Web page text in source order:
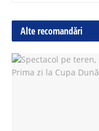
Alte recomandări